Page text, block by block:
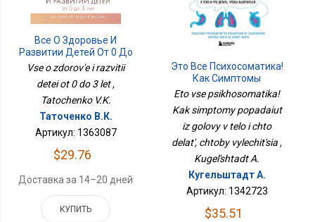
Все О Здоровье И
Развитии Детей От 0 До
3 Лет
Vse o zdorov'e i razvitii
detei ot 0 do 3 let ,
Tatochenko V.K.
Таточенко В.К.
Артикул: 1363087
$29.76
Доставка за 14–20 дней
КУПИТЬ
Это Все Психосоматика!
Как Симптомы
Попадают Из Головы В
Тело И Что Делать,
Чтобы Вылечиться
Eto vse psikhosomatika!
Kak simptomy popadaiut
iz golovy v telo i chto
delat', chtoby vylechit'sia ,
Kugel'shtadt A.
Кугельштадт А.
Артикул: 1342723
$35.51